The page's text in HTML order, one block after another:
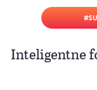
Inteligentne